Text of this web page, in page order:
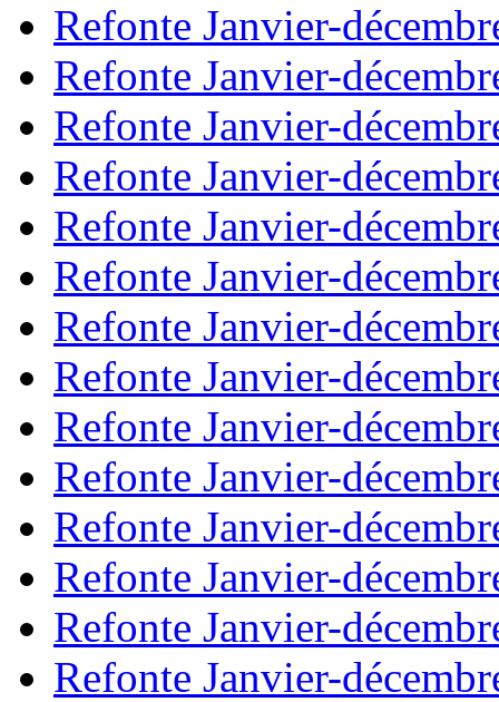
Refonte Janvier-
Refonte Janvier-
Refonte Janvier-
Refonte Janvier-
Refonte Janvier-
Refonte Janvier-
Refonte Janvier-
Refonte Janvier-
Refonte Janvier-
Refonte Janvier-
Refonte Janvier-
Refonte Janvier-
Refonte Janvier-
Refonte Janvier-